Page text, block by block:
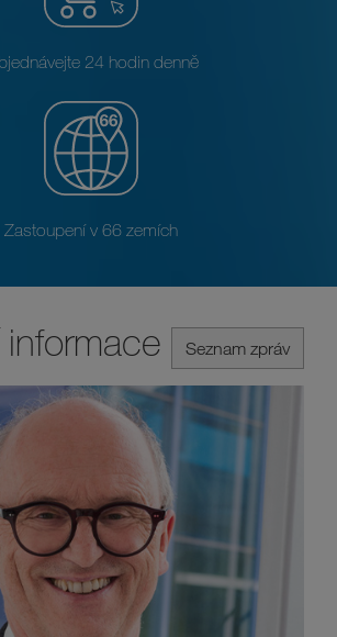
24 hodin denně
Zastoupení v 66 zemích
Seznam zpráv